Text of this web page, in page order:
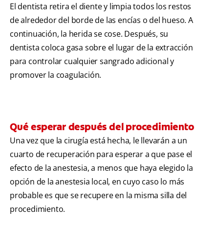
El dentista retira el diente y limpia todos los restos
de alrededor del borde de las encías o del hueso. A
continuación, la herida se cose. Después, su
dentista coloca gasa sobre el lugar de la extracción
para controlar cualquier sangrado adicional y
promover la coagulación.
Qué esperar después del procedimiento
Una vez que la cirugía está hecha, le llevarán a un
cuarto de recuperación para esperar a que pase el
efecto de la anestesia, a menos que haya elegido la
opción de la anestesia local, en cuyo caso lo más
probable es que se recupere en la misma silla del
procedimiento.